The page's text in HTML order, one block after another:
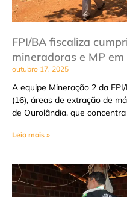
FPI/BA fiscaliza
mineradoras e MP
outubro 17, 2025
A equipe Mineração 2 da
(16), áreas de extração de
de Ourolândia, que
Leia mais »